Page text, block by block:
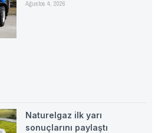
Ağustos 4, 2026
Naturelgaz ilk yarı
sonuçlarını paylaştı